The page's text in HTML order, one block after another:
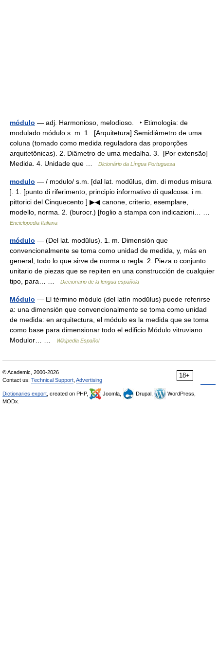
módulo — adj. Harmonioso, melodioso. ‣ Etimologia: de
modulado módulo s. m. 1. [Arquitetura] Semidiâmetro de uma
coluna (tomado como medida reguladora das proporções
arquitetônicas). 2. Diâmetro de uma medalha. 3. [Por extensão]
Medida. 4. Unidade que …
Dicionário da Língua Portuguesa
modulo — / mɔdulo/ s.m. [dal lat. modŭlus, dim. di modus misura
]. 1. [punto di riferimento, principio informativo di qualcosa: i m.
pittorici del Cinquecento ] ▶◀ canone, criterio, esemplare,
modello, norma. 2. (burocr.) [foglio a stampa con indicazioni… …
Enciclopedia Italiana
módulo — (Del lat. modŭlus). 1. m. Dimensión que
convencionalmente se toma como unidad de medida, y, más en
general, todo lo que sirve de norma o regla. 2. Pieza o conjunto
unitario de piezas que se repiten en una construcción de cualquier
tipo, para… …
Diccionario de la lengua española
Módulo — El término módulo (del latín modŭlus) puede referirse
a: una dimensión que convencionalmente se toma como unidad
de medida: en arquitectura, el módulo es la medida que se toma
como base para dimensionar todo el edificio Módulo vitruviano
Modulor… …
Wikipedia Español
18+
© Academic, 2000-2026
Contact us: Technical Support Advertising
Dictionaries export , created on PHP, Joomla, Drupal,
WordPress,
MODx.